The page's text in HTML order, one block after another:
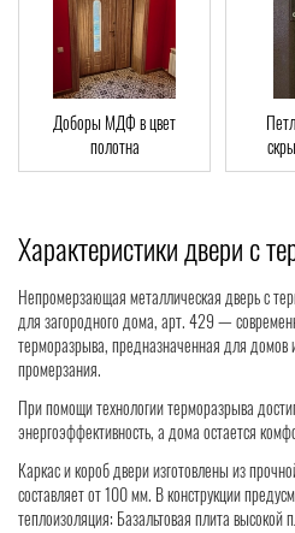
Доборы МДФ в цвет
полотна
Характеристики двери с
Непромерзающая металлическая дверь с
для загородного дома, арт. 429 —
терморазрыва, предназначенная для домов
промерзания.
При помощи технологии терморазрыва
энергоэффективность, а дома остается
Каркас и короб двери изготовлены из
составляет от 100 мм. В конструкции
теплоизоляция: Базальтовая плита